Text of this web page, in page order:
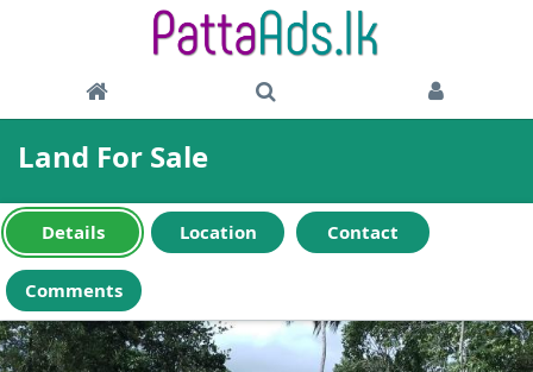
Land For Sale
Details Location Contact
Comments